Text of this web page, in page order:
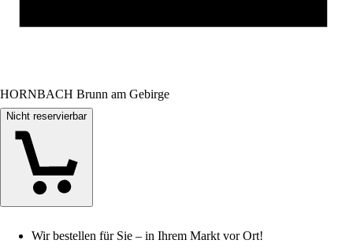
HORNBACH Brunn am Gebirge
Nicht reservierbar
Wir bestellen für Sie – in Ihrem Markt vor Ort!